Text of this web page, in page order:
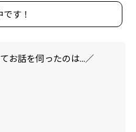
す！
お話を伺ったのは...／